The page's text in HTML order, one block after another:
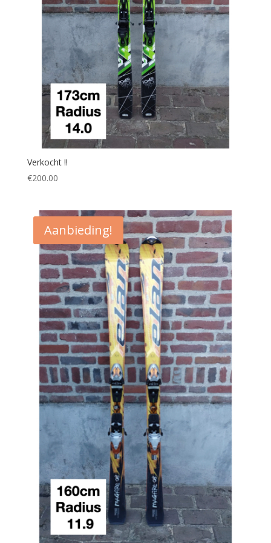
Verkocht !!
€200.00
Aanbieding!